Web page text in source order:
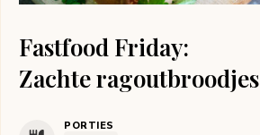
Fastfood Friday:
Zachte ragoutbroodjes
PORTIES